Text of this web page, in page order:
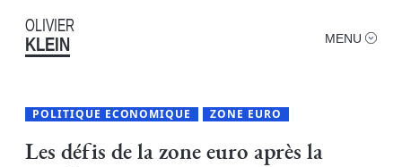
OLIVIER
KLEIN MENU
POLITIQUE ECONOMIQUE ZONE EURO
Les défis de la zone euro après la